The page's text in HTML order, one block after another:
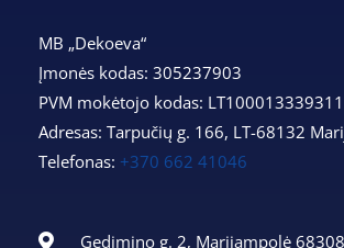
MB „Dekoeva“
Įmonės kodas: 305237903
PVM mokėtojo kodas: LT100013339311
Adresas: Tarpučių g. 166, LT-68132
Telefonas: +370 662 41046
Gedimino g. 2, Marijampolė 68308